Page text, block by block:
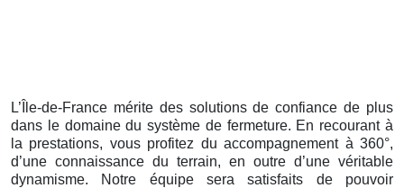
L’Île-de-France mérite des solutions de confiance de plus
dans le domaine du système de fermeture. En recourant à
la prestations, vous profitez du accompagnement à 360°,
d’une connaissance du terrain, en outre d’une véritable
dynamisme. Notre équipe sera satisfaits de pouvoir